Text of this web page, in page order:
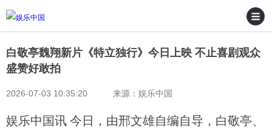
白敬亭魏翔新片《特立独行》今日上映 不止喜剧观众
盛赞好敢拍
2026-07-03 10:35:20 来源：娱乐中国
娱乐中国讯 今日，由邢文雄自编自导，白敬亭、